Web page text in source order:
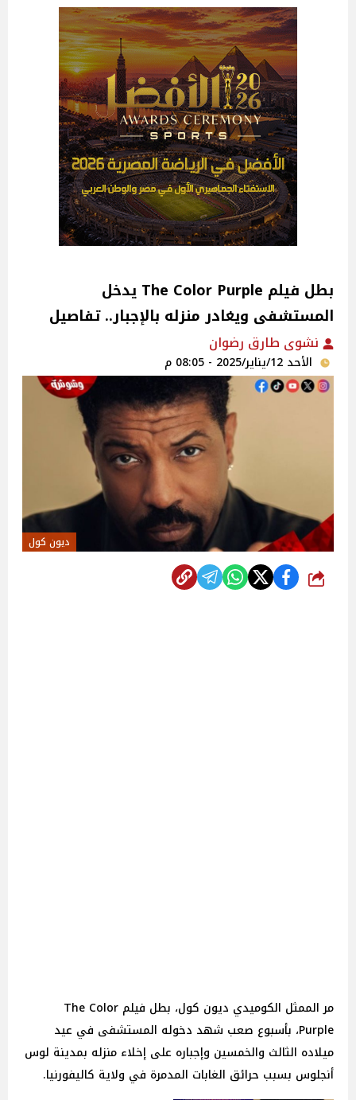
بطل فيلم The Color Purple يدخل
المستشفى ويغادر منزله بالإجبار.. تفاصيل
نشوى طارق رضوان
الأحد 12/يناير/2025 - 08:05 م
ديون كول
شارك
مر الممثل الكوميدي ديون كول، بطل فيلم The Color
Purple، بأسبوع صعب شهد دخوله المستشفى في عيد
ميلاده الثالث والخمسين وإجباره على إخلاء منزله بمدينة لوس
أنجلوس بسبب حرائق الغابات المدمرة في ولاية كاليفورنيا.